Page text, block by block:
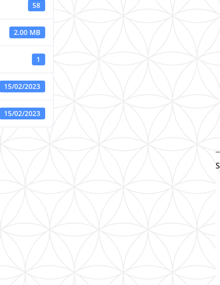
58
2.00 MB
1
15/02/2023
15/02/2023